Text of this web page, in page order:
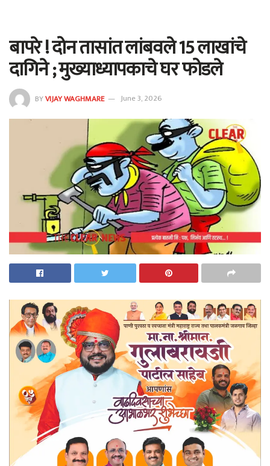
बापरे ! दोन तासांत लांबवले 15 लाखांचे
दागिने ; मुख्याध्यापकाचे घर फोडले
BYVIJAY WAGHMARE June 3, 2026